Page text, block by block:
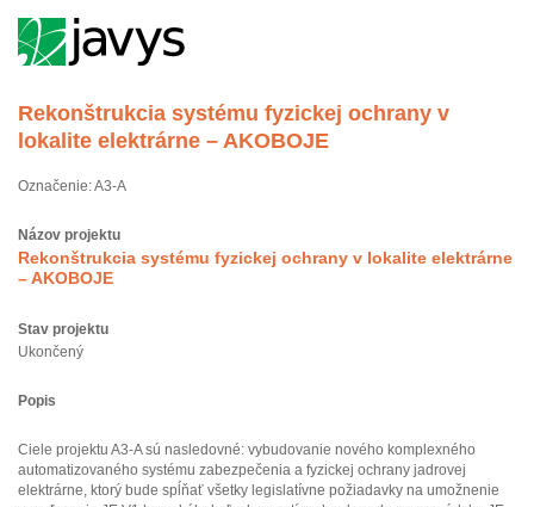
Rekonštrukcia systému fyzickej ochrany v
lokalite elektrárne – AKOBOJE
Označenie: A3-A
Názov projektu
Rekonštrukcia systému fyzickej ochrany v lokalite elektrárne
– AKOBOJE
Stav projektu
Ukončený
Popis
Ciele projektu A3-A sú nasledovné: vybudovanie nového komplexného
automatizovaného systému zabezpečenia a fyzickej ochrany jadrovej
elektrárne, ktorý bude spĺňať všetky legislatívne požiadavky na umožnenie